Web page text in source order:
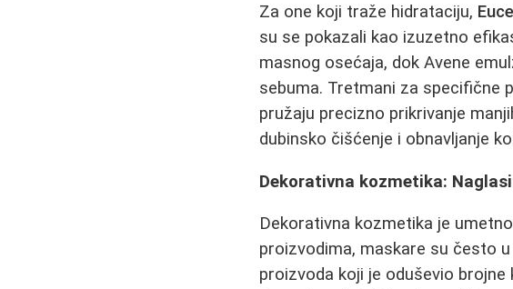
Za one koji traže hidrataciju,
su se pokazali kao izuzetno
masnog osećaja, dok Avene
sebuma. Tretmani za specifične
pružaju precizno prikrivanje
dubinsko čišćenje i obnavljanje
Dekorativna kozmetika:
Dekorativna kozmetika je
proizvodima, maskare su često
proizvoda koji je oduševio